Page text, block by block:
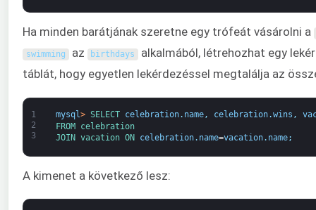
Ha minden barátjának szeretne egy trófeát vásárolni a
swimming az birthdays
alkalmából, létrehozhat egy
táblát, hogy egyetlen lekérdezéssel megtalálja az
1
2
3
mysql > SELECT celebration. name, celebration.wins ,
FROM celebration
JOIN vacation ON celebration. name=vacation. name;
A kimenet a következő lesz: